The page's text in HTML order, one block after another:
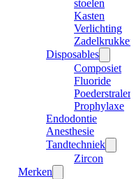
stoelen
Kasten
Verlichting
Zadelkrukken
Disposables
Composiet
Fluoride
Poederstraler
Prophylaxe
Endodontie
Anesthesie
Tandtechniek
Zircon
Merken